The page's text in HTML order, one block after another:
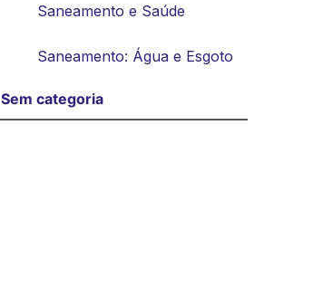
Saneamento e Saúde
Saneamento: Água e Esgoto
Sem categoria